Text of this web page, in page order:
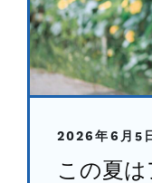
2026年6月5
この夏